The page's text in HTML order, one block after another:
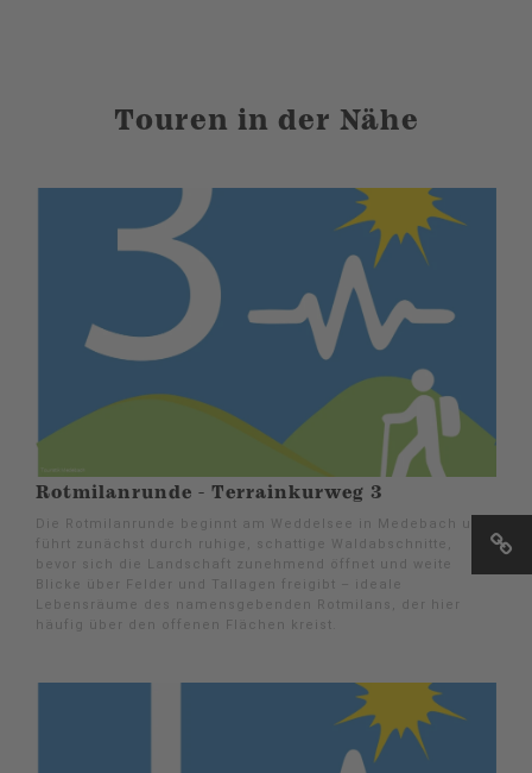
Touren in der Nähe
Rotmilanrunde - Terrainkurweg 3
Die Rotmilanrunde beginnt am Weddelsee in Medebach und
führt zunächst durch ruhige, schattige Waldabschnitte,
bevor sich die Landschaft zunehmend öffnet und weite
Blicke über Felder und Tallagen freigibt – ideale
Lebensräume des namensgebenden Rotmilans, der hier
häufig über den offenen Flächen kreist.